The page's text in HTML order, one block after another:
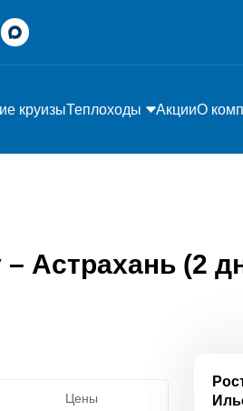
круизыТеплоходы АкцииО
Астрахань (2
Цены